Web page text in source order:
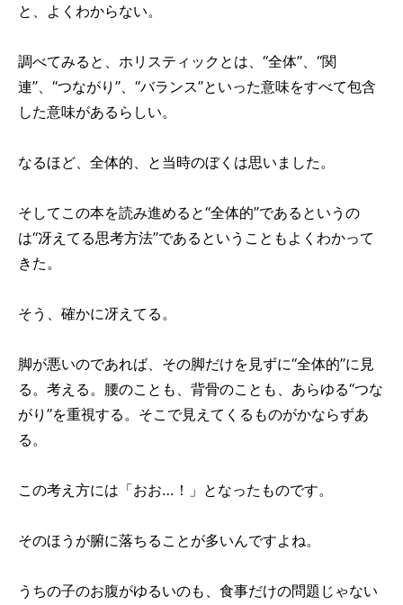
と、よくわからない。
調べてみると、ホリスティックとは、“全体”、“関
連”、“つながり”、“バランス”といった意味をすべて包含
した意味があるらしい。
なるほど、全体的、と当時のぼくは思いました。
そしてこの本を読み進めると“全体的”であるというの
は“冴えてる思考方法”であるということもよくわかって
きた。
そう、確かに冴えてる。
脚が悪いのであれば、その脚だけを見ずに“全体的”に見
る。考える。腰のことも、背骨のことも、あらゆる“つな
がり”を重視する。そこで見えてくるものがかならずあ
る。
この考え方には「おお…！」となったものです。
そのほうが腑に落ちることが多いんですよね。
うちの子のお腹がゆるいのも、食事だけの問題じゃない